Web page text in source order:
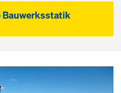
Bauwerksstatik